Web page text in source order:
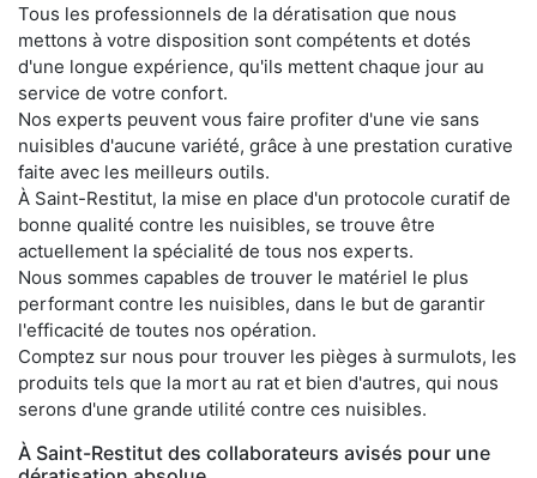
Tous les professionnels de la dératisation que nous
mettons à votre disposition sont compétents et dotés
d'une longue expérience, qu'ils mettent chaque jour au
service de votre confort.
Nos experts peuvent vous faire profiter d'une vie sans
nuisibles d'aucune variété, grâce à une prestation curative
faite avec les meilleurs outils.
À Saint-Restitut, la mise en place d'un protocole curatif de
bonne qualité contre les nuisibles, se trouve être
actuellement la spécialité de tous nos experts.
Nous sommes capables de trouver le matériel le plus
performant contre les nuisibles, dans le but de garantir
l'efficacité de toutes nos opération.
Comptez sur nous pour trouver les pièges à surmulots, les
produits tels que la mort au rat et bien d'autres, qui nous
serons d'une grande utilité contre ces nuisibles.
À Saint-Restitut des collaborateurs avisés pour une